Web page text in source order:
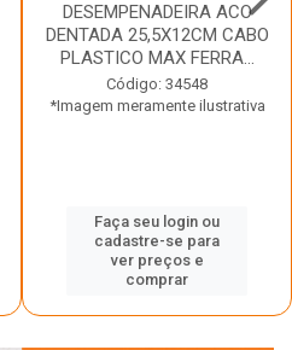
DESEMPENADEIRA ACO
DENTADA 25,5X12CM CABO
PLASTICO MAX FERRA...
Código: 34548
*Imagem meramente ilustrativa
Faça seu login ou
cadastre-se para
ver preços e
comprar